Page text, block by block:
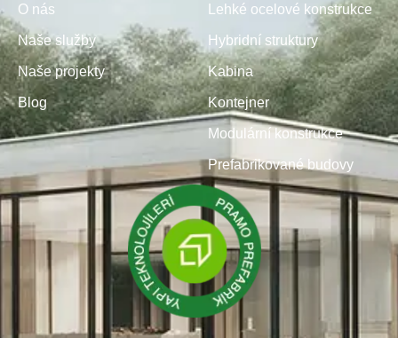
O nás
Naše služby
Naše projekty
Blog
Lehké ocelové konstrukce
Hybridní struktury
Kabina
Kontejner
Modulární konstrukce
Prefabrikované budovy